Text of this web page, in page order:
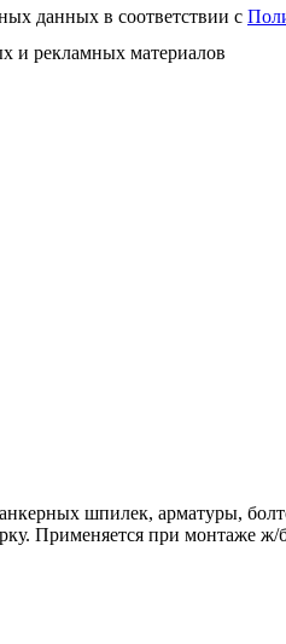
данных в соответствии с
и рекламных материалов
шпилек, арматуры,
Применяется при монтаже